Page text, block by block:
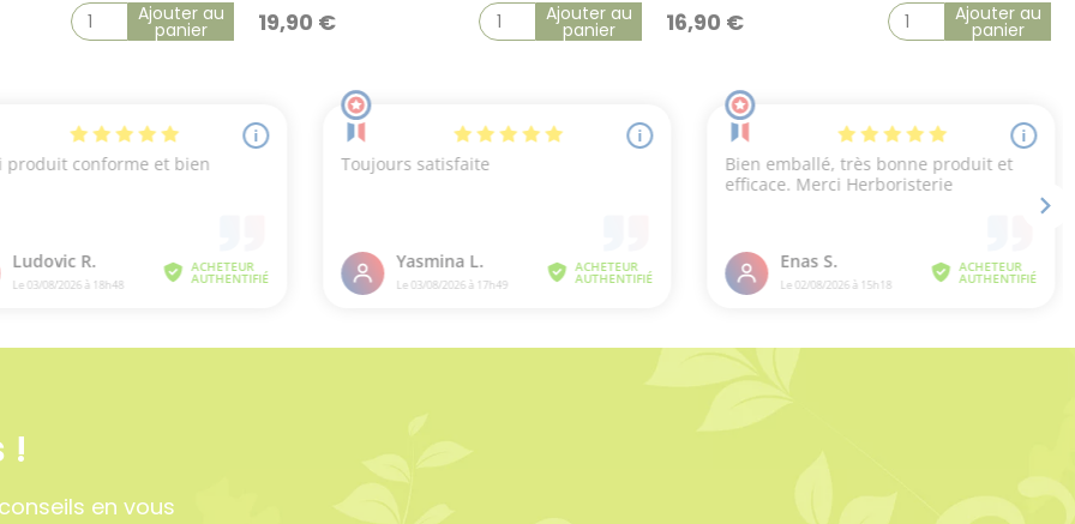
Ajouter au
panier 19,90 € Ajouter au
panier 16,90 € Ajouter au
panier
!
en vous